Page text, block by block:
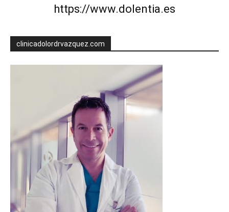
https://www.dolentia.es
clinicadolordrvazquez.com